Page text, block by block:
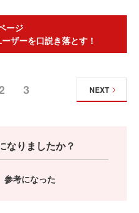
ージ
ザーを口説き落とす！
3 NEXT
なりましたか？
参考になった